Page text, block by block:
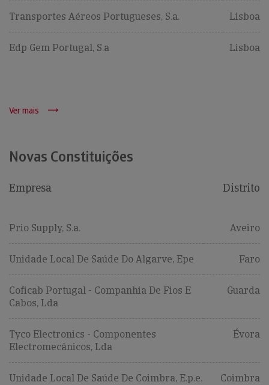
Transportes Aéreos Portugueses, S.a. Lisboa
Edp Gem Portugal, S.a Lisboa
Ver mais
Novas Constituições
Empresa Distrito
Prio Supply, S.a. Aveiro
Unidade Local De Saúde Do Algarve, Epe Faro
Coficab Portugal - Companhia De Fios E
Cabos, Lda
Guarda
Tyco Electronics - Componentes
Electromecânicos, Lda
Évora
Unidade Local De Saúde De Coimbra, E.p.e. Coimbra